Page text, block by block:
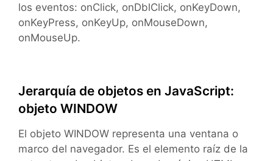
los eventos: onClick, onDblClick, onKeyDown,
onKeyPress, onKeyUp, onMouseDown,
onMouseUp.
Jerarquía de objetos en JavaScript:
objeto WINDOW
El objeto WINDOW representa una ventana o
marco del navegador. Es el elemento raíz de la